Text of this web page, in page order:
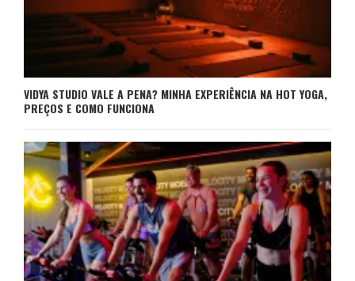
VIDYA STUDIO VALE A PENA? MINHA EXPERIÊNCIA NA HOT YOGA,
PREÇOS E COMO FUNCIONA